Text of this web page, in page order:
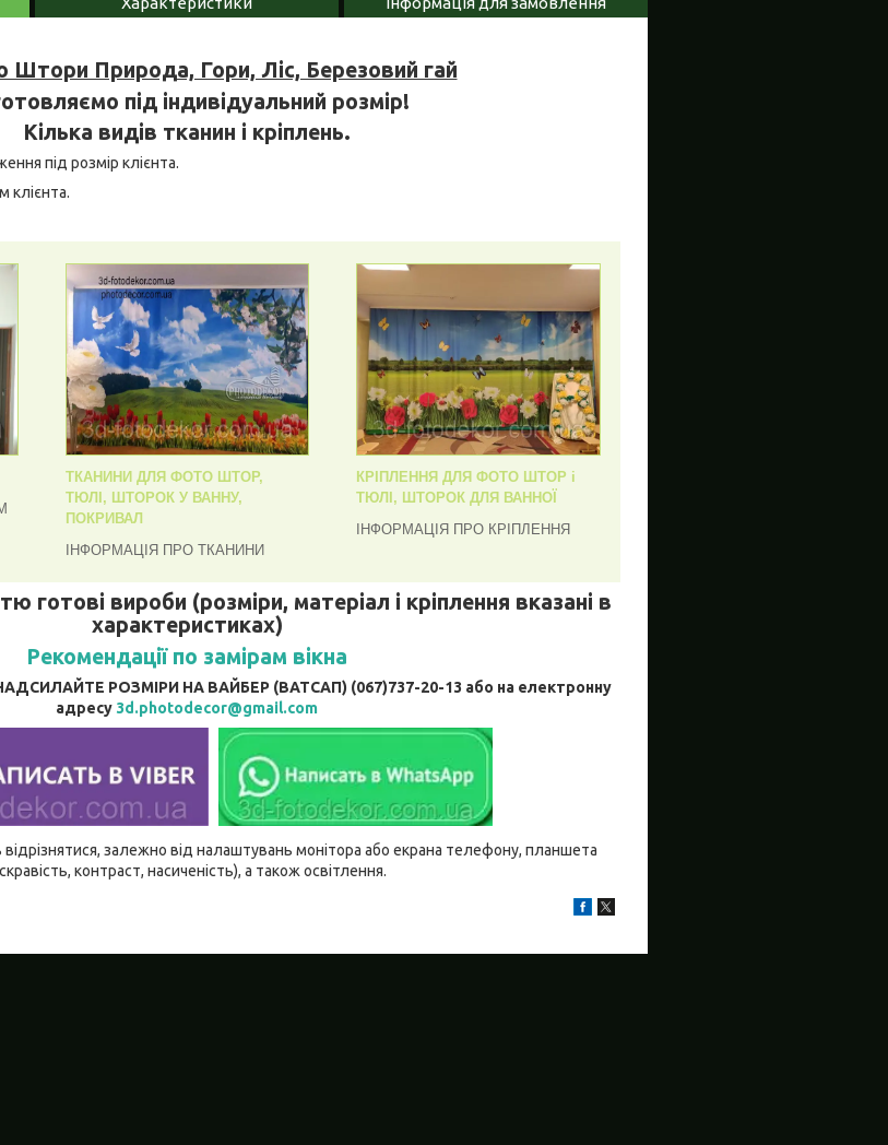
Штори Природа, Гори, Ліс, Березовий гай
під індивідуальний розмір!
Кілька видів тканин і кріплень.
під розмір клієнта.
клієнта.
ТКАНИНИ ДЛЯ ФОТО ШТОР,
ТЮЛІ, ШТОРОК У ВАННУ,
ПОКРИВАЛ
ІНФОРМАЦІЯ ПРО ТКАНИНИ
КРІПЛЕННЯ ДЛЯ ФОТО ШТОР і
ТЮЛІ, ШТОРОК ДЛЯ ВАННОЇ
ІНФОРМАЦІЯ ПРО КРІПЛЕННЯ
готові вироби (розміри, матеріал і кріплення вказані в
характеристиках)
Рекомендації по замірам вікна
РОЗМІРИ НА ВАЙБЕР (ВАТСАП) (067)737-20-13 або на електронну
адресу 3d.photodecor@gmail.com
відрізнятися, залежно від налаштувань монітора або екрана телефону, планшета
контраст, насиченість), а також освітлення.